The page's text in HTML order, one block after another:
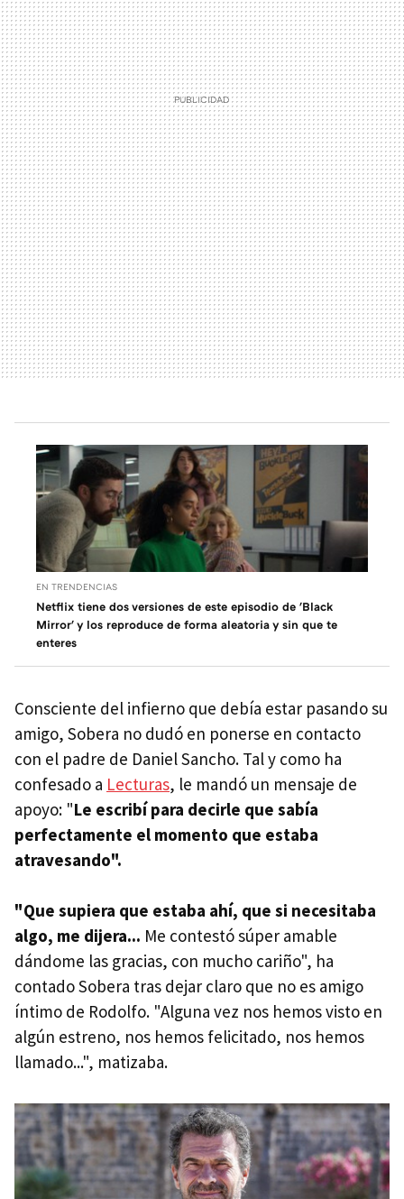
EN TRENDENCIAS
Netflix tiene dos versiones de este episodio de 'Black
Mirror' y los reproduce de forma aleatoria y sin que te
enteres
Consciente del infierno que debía estar pasando su
amigo, Sobera no dudó en ponerse en contacto
con el padre de Daniel Sancho. Tal y como ha
confesado a Lecturas, le mandó un mensaje de
apoyo: "Le escribí para decirle que sabía
perfectamente el momento que estaba
atravesando".
"Que supiera que estaba ahí, que si necesitaba
algo, me dijera... Me contestó súper amable
dándome las gracias, con mucho cariño", ha
contado Sobera tras dejar claro que no es amigo
íntimo de Rodolfo. "Alguna vez nos hemos visto en
algún estreno, nos hemos felicitado, nos hemos
llamado...", matizaba.